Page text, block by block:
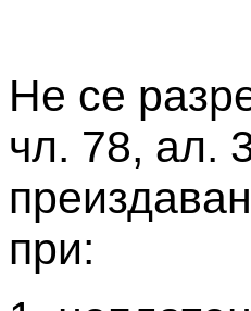
Не се
чл. 78, ал.
при: